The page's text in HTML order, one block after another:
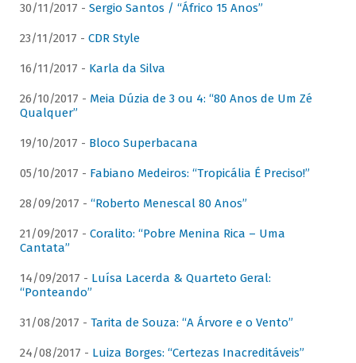
30/11/2017 - Sergio Santos / “Áfrico 15 Anos”
23/11/2017 - CDR Style
16/11/2017 - Karla da Silva
26/10/2017 - Meia Dúzia de 3 ou 4: “80 Anos de Um Zé
Qualquer”
19/10/2017 - Bloco Superbacana
05/10/2017 - Fabiano Medeiros: “Tropicália É Preciso!”
28/09/2017 - “Roberto Menescal 80 Anos”
21/09/2017 - Coralito: “Pobre Menina Rica – Uma
Cantata”
14/09/2017 - Luísa Lacerda & Quarteto Geral:
“Ponteando”
31/08/2017 - Tarita de Souza: “A Árvore e o Vento”
24/08/2017 - Luiza Borges: “Certezas Inacreditáveis”